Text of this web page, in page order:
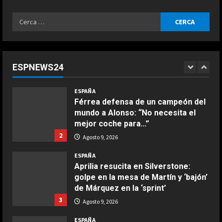
Ricerca
ESPNEWS24
1
2
ESPAÑA
Férrea defensa de un campeón del
mundo a Alonso: “No necesita el
mejor coche para…”
Agosto 9, 2026
3
ESPAÑA
Aprilia resucita en Silverstone:
golpe en la mesa de Martín y ‘bajón’
de Márquez en la ‘sprint’
Agosto 9, 2026
ESPAÑA
Ensalada de espinacas deliciosa
COCINA
Boquerones fritos en freidora de
aire
Aprile 24, 2026